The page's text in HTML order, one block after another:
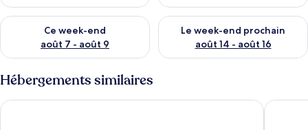
Ce week-end
août 7 - août 9
Vérifier la disponibilité pour ce week-end août 7 - août 9
Le week-end prochain
août 14 - août 16
Vérifier la disponibilité pour
Hébergements similaires
Dorf.Apart Hotel